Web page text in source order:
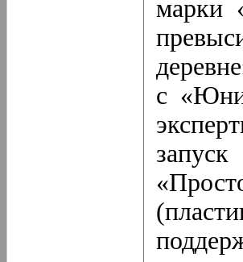
марки
с